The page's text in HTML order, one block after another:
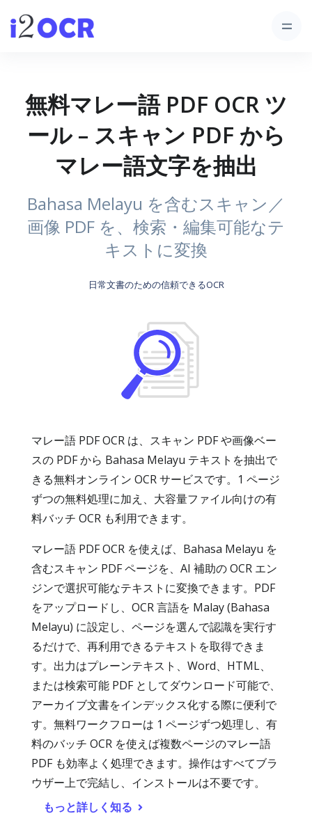
無料マレー語 PDF OCR ツ
ール – スキャン PDF から
マレー語文字を抽出
Bahasa Melayu を含むスキャン／
画像 PDF を、検索・編集可能なテ
キストに変換
日常文書のための信頼できるOCR
マレー語 PDF OCR は、スキャン PDF や画像ベー
スの PDF から Bahasa Melayu テキストを抽出で
きる無料オンライン OCR サービスです。1 ページ
ずつの無料処理に加え、大容量ファイル向けの有
料バッチ OCR も利用できます。
マレー語 PDF OCR を使えば、Bahasa Melayu を
含むスキャン PDF ページを、AI 補助の OCR エン
ジンで選択可能なテキストに変換できます。PDF
をアップロードし、OCR 言語を Malay (Bahasa
Melayu) に設定し、ページを選んで認識を実行す
るだけで、再利用できるテキストを取得できま
す。出力はプレーンテキスト、Word、HTML、
または検索可能 PDF としてダウンロード可能で、
アーカイブ文書をインデックス化する際に便利で
す。無料ワークフローは 1 ページずつ処理し、有
料のバッチ OCR を使えば複数ページのマレー語
PDF も効率よく処理できます。操作はすべてブラ
ウザー上で完結し、インストールは不要です。
もっと詳しく知る